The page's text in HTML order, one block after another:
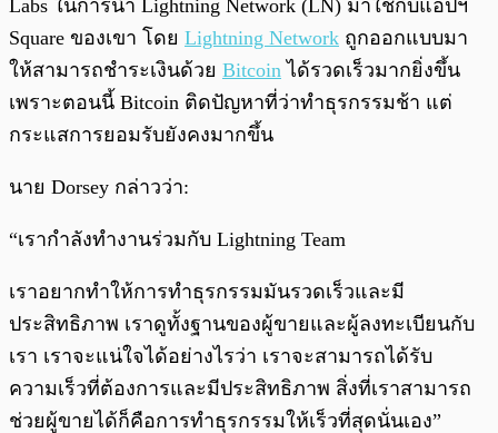
Labs ในการนำ Lightning Network (LN) มาใช้กับแอปฯ
Square ของเขา โดย Lightning Network ถูกออกแบบมา
ให้สามารถชำระเงินด้วย Bitcoin ได้รวดเร็วมากยิ่งขึ้น
เพราะตอนนี้ Bitcoin ติดปัญหาที่ว่าทำธุรกรรมช้า แต่
กระแสการยอมรับยังคงมากขึ้น
นาย Dorsey กล่าวว่า:
“เรากำลังทำงานร่วมกับ Lightning Team
เราอยากทำให้การทำธุรกรรมมันรวดเร็วและมี
ประสิทธิภาพ เราดูทั้งฐานของผู้ขายและผู้ลงทะเบียนกับ
เรา เราจะแน่ใจได้อย่างไรว่า เราจะสามารถได้รับ
ความเร็วที่ต้องการและมีประสิทธิภาพ สิ่งที่เราสามารถ
ช่วยผู้ขายได้ก็คือการทำธุรกรรมให้เร็วที่สุดนั่นเอง”